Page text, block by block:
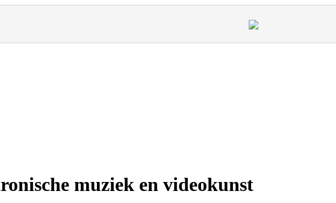
muziek en videokunst